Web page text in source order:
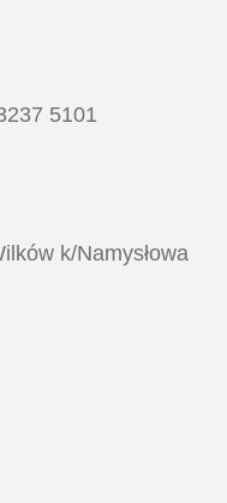
5101
k/Namysłowa